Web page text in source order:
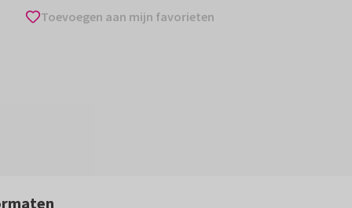
Toevoegen aan mijn favorieten